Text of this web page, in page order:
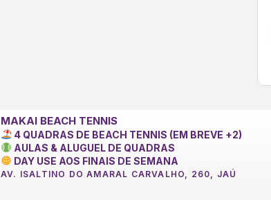
MAKAI BEACH TENNIS
4 QUADRAS DE BEACH TENNIS (EM BREVE +2)
AULAS & ALUGUEL DE QUADRAS
DAY USE AOS FINAIS DE SEMANA
AV. ISALTINO DO AMARAL CARVALHO, 260, JAÚ